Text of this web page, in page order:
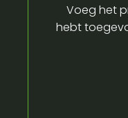
Voeg het
hebt